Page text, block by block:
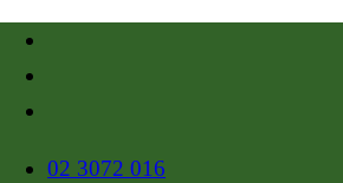
02 3072 016